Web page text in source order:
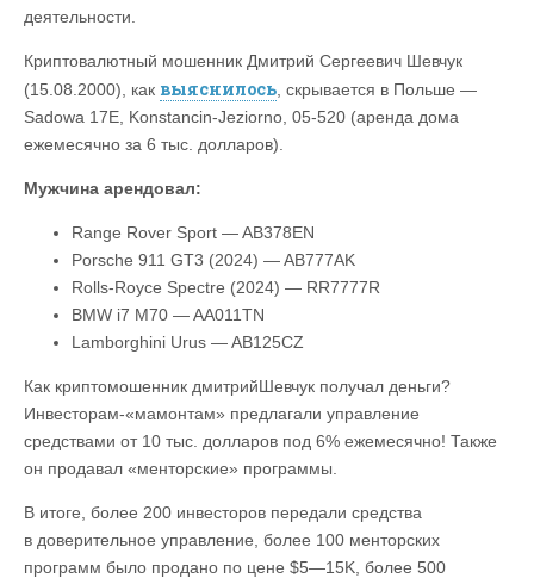
деятельности.
Криптовалютный мошенник Дмитрий Сергеевич Шевчук
(15.08.2000), как выяснилось , скрывается в Польше —
Sadowa 17E, Konstancin-Jeziorno, 05-520 (аренда дома
ежемесячно за 6 тыс. долларов).
Мужчина арендовал:
Range Rover Sport — AB378EN
Porsche 911 GT3 (2024) — AB777AK
Rolls-Royce Spectre (2024) — RR7777R
BMW i7 M70 — AA011TN
Lamborghini Urus — AB125CZ
Как криптомошенник дмитрийШевчук получал деньги?
Инвесторам-«мамонтам» предлагали управление
средствами от 10 тыс. долларов под 6% ежемесячно! Также
он продавал «менторские» программы.
В итоге, более 200 инвесторов передали средства
в доверительное управление, более 100 менторских
программ было продано по цене $5—15K, более 500